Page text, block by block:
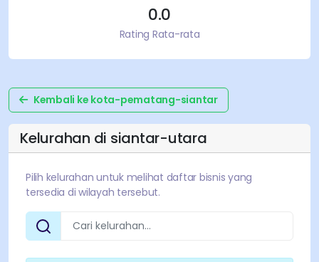
0.0
Rating Rata-rata
Kembali ke kota-pematang-siantar
Kelurahan di siantar-utara
Pilih kelurahan untuk melihat daftar bisnis yang
tersedia di wilayah tersebut.